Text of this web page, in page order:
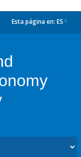
Esta página en: ES